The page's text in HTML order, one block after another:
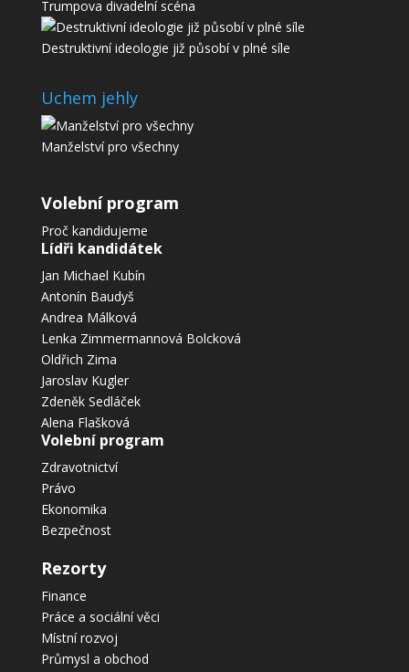
Trumpova divadelní scéna
Destruktivní ideologie již působí v plné síle
Uchem jehly
Manželství pro všechny
Volební program
Proč kandidujeme
Lídři kandidátek
Jan Michael Kubín
Antonín Baudyš
Andrea Málková
Lenka Zimmermannová Bolcková
Oldřich Zima
Jaroslav Kugler
Zdeněk Sedláček
Alena Flašková
Volební program
Zdravotnictví
Právo
Ekonomika
Bezpečnost
Rezorty
Finance
Práce a sociální věci
Místní rozvoj
Průmysl a obchod